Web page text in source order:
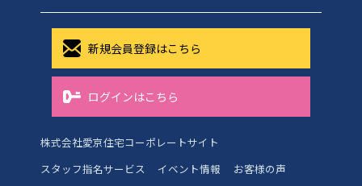
新規会員登録はこちら
ログインはこちら
株式会社愛京住宅コーポレートサイト
スタッフ指名サービス
イベント情報
お客様の声